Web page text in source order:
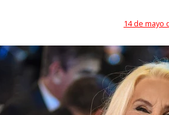
14 de mayo